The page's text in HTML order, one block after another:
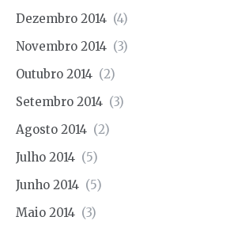
Dezembro 2014 (4)
Novembro 2014 (3)
Outubro 2014 (2)
Setembro 2014 (3)
Agosto 2014 (2)
Julho 2014 (5)
Junho 2014 (5)
Maio 2014 (3)